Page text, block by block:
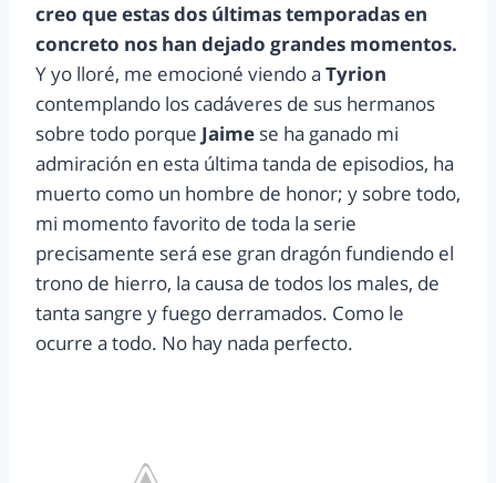
creo que estas dos últimas temporadas en
concreto nos han dejado grandes momentos.
Y yo lloré, me emocioné viendo a Tyrion
contemplando los cadáveres de sus hermanos
sobre todo porque Jaime se ha ganado mi
admiración en esta última tanda de episodios, ha
muerto como un hombre de honor; y sobre todo,
mi momento favorito de toda la serie
precisamente será ese gran dragón fundiendo el
trono de hierro, la causa de todos los males, de
tanta sangre y fuego derramados. Como le
ocurre a todo. No hay nada perfecto.